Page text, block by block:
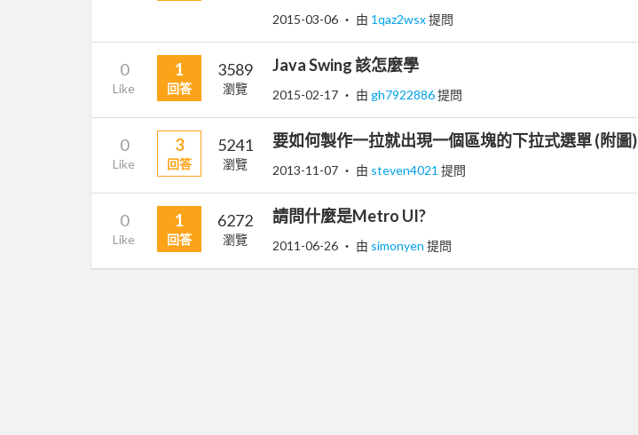
2015-03-06 ‧ 由 1qaz2wsx提問
0
Like
1
回答
3589
瀏覽
Java Swing 該怎麼學
2015-02-17 ‧ 由 gh7922886提問
0
Like
3
回答
5241
瀏覽
要如何製作一拉就出現一個區塊的下拉式選單 (附圖)
2013-11-07 ‧ 由 steven4021 提問
0
Like
1
回答
6272
瀏覽
請問什麼是Metro UI?
2011-06-26 ‧ 由 simonyen 提問